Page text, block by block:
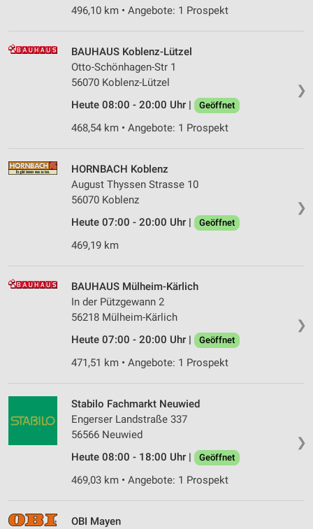
496,10 km • Angebote: 1 Prospekt
❯
BAUHAUS Koblenz-Lützel
Otto-Schönhagen-Str 1
56070 Koblenz-Lützel
Heute 08:00 - 20:00 Uhr |
Geöffnet
468,54 km • Angebote: 1 Prospekt
❯
HORNBACH Koblenz
August Thyssen Strasse 10
56070 Koblenz
Heute 07:00 - 20:00 Uhr |
Geöffnet
469,19 km
❯
BAUHAUS Mülheim-Kärlich
In der Pützgewann 2
56218 Mülheim-Kärlich
Heute 07:00 - 20:00 Uhr |
Geöffnet
471,51 km • Angebote: 1 Prospekt
❯
Stabilo Fachmarkt Neuwied
Engerser Landstraße 337
56566 Neuwied
Heute 08:00 - 18:00 Uhr |
Geöffnet
469,03 km • Angebote: 1 Prospekt
OBI Mayen